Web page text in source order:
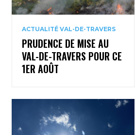
ACTUALITÉ VAL-DE-TRAVERS
PRUDENCE DE MISE AU
VAL-DE-TRAVERS POUR CE
1ER AOÛT